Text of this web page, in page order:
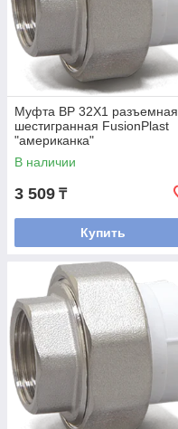
Муфта ВР 32Х1 разъемная
шестигранная FusionPlast
"американка"
В наличии
3 509 ₸
Купить